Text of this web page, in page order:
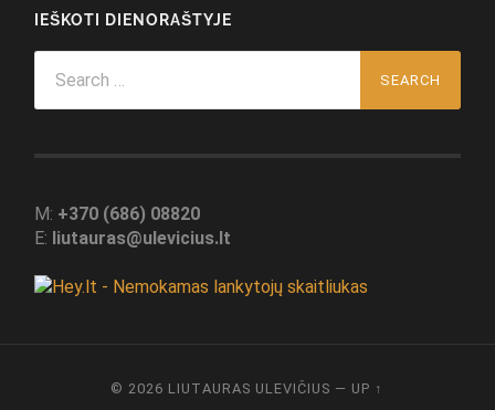
IEŠKOTI DIENORAŠTYJE
for:
M: +370 (686) 08820
E: liutauras@ulevicius.lt
© 2026 LIUTAURAS ULEVIČIUS — UP ↑